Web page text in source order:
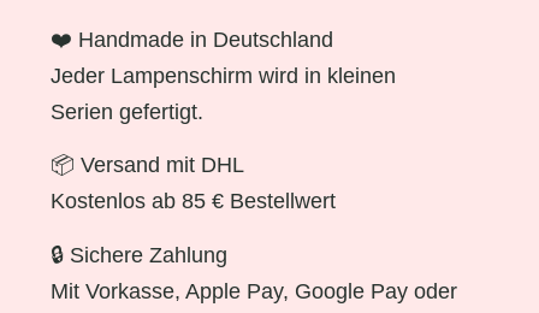
❤️ Handmade in Deutschland
Jeder Lampenschirm wird in kleinen
Serien gefertigt.
📦 Versand mit DHL
Kostenlos ab 85 € Bestellwert
🔒 Sichere Zahlung
Mit Vorkasse, Apple Pay, Google Pay oder